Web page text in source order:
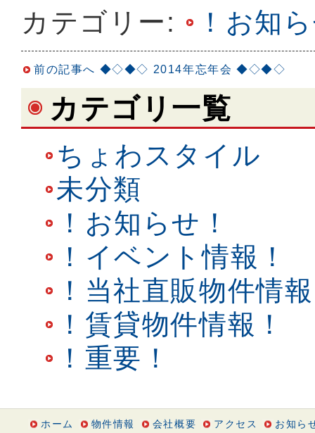
カテゴリー:
！お知
前の記事へ ◆◇◆◇ 2014年忘年会 ◆◇◆◇
カテゴリ一覧
ちょわスタイル
未分類
！お知らせ！
！イベント情報！
！当社直販物件情
！賃貸物件情報！
！重要！
ホーム 物件情報 会社概要 アクセス お知ら